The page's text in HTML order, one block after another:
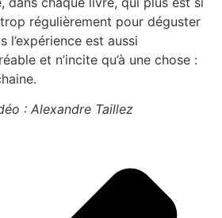
trop régulièrement pour déguster
l’expérience est aussi
et n’incite qu’à une chose :
: Alexandre Taillez